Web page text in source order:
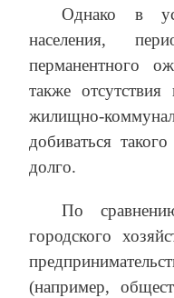
Однако в
населения,
перманентного
также
жилищно-
добиваться
долго.
По
городского
(например,